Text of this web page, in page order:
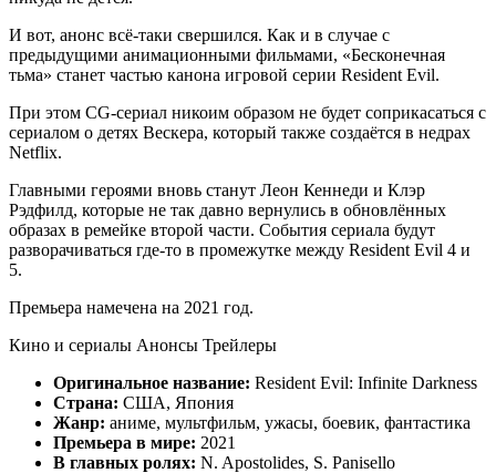
И вот, анонс всё-таки свершился. Как и в случае с
предыдущими анимационными фильмами, «Бесконечная
тьма» станет частью канона игровой серии Resident Evil.
При этом CG-сериал никоим образом не будет соприкасаться с
сериалом о детях Вескера, который также создаётся в недрах
Netflix.
Главными героями вновь станут Леон Кеннеди и Клэр
Рэдфилд, которые не так давно вернулись в обновлённых
образах в ремейке второй части. События сериала будут
разворачиваться где-то в промежутке между Resident Evil 4 и
5.
Премьера намечена на 2021 год.
Кино и сериалы Анонсы Трейлеры
Оригинальное название: Resident Evil: Infinite Darkness
Страна: США, Япония
Жанр: аниме, мультфильм, ужасы, боевик, фантастика
Премьера в мире: 2021
В главных ролях: N. Apostolides, S. Panisello